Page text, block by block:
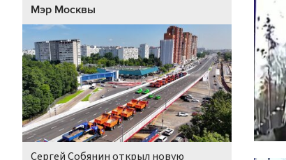
Мэр Москвы
Сергей Собянин открыл новую